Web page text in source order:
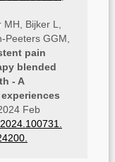
Bijker L,
Peeters GGM,
pain
blended
- A
Feb